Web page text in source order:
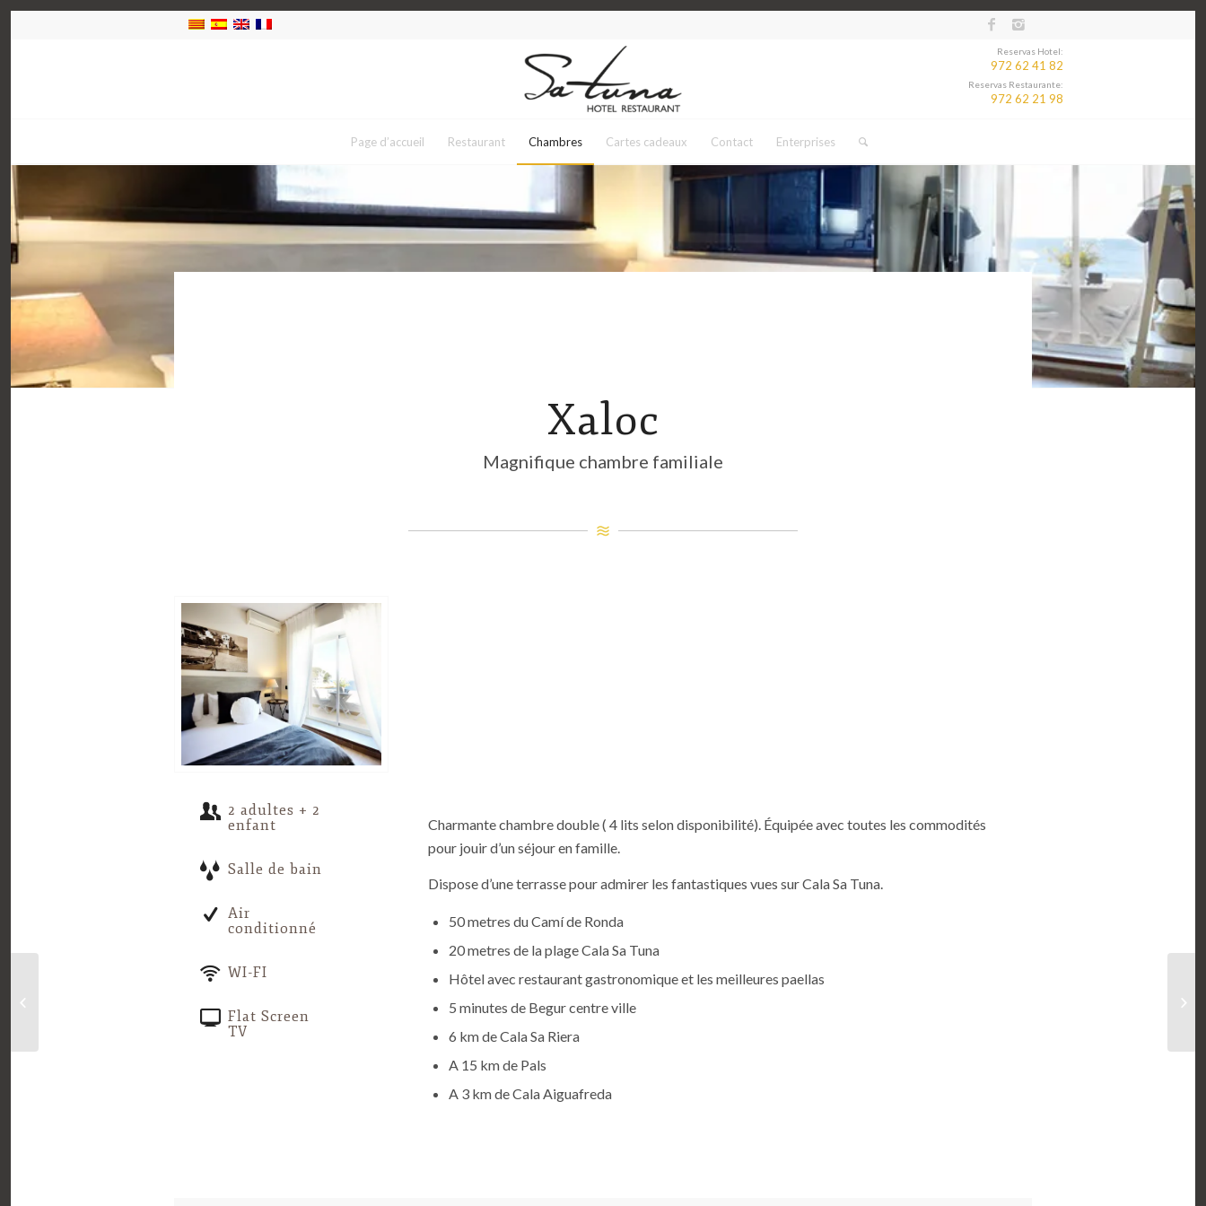
Reservas Hotel:
972 62 41 82
Reservas Restaurante:
972 62 21 98
Page d’accueil Restaurant Chambres Cartes cadeaux Contact Enterprises
Xaloc
Magnifique chambre familiale
2 adultes + 2
enfant
Salle de bain
Air
conditionné
WI-FI
Flat Screen
TV
Charmante chambre double ( 4 lits selon disponibilité). Équipée avec toutes les commodités
pour jouir d’un séjour en famille.
Dispose d’une terrasse pour admirer les fantastiques vues sur Cala Sa Tuna.
50 metres du Camí de Ronda
20 metres de la plage Cala Sa Tuna
Hôtel avec restaurant gastronomique et les meilleures paellas
5 minutes de Begur centre ville
6 km de Cala Sa Riera
A 15 km de Pals
A 3 km de Cala Aiguafreda